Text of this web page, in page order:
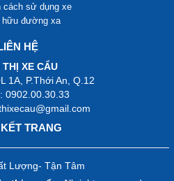
mua xe trả góp
cách sử dụng xe
HỆ
THỊ XE CẨU
1A, P.Thới An, Q.12
0902.00.30.33